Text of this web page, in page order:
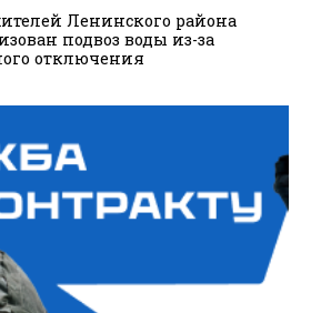
Ленинского района
подвоз воды из-за
отключения